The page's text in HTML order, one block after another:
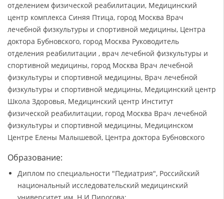
отделением физической реабилитации, Медицинский
центр комплекса Синяя Птица, город Москва Врач
лечебной физкультуры и спортивной медицины, Центра
доктора Бубновского, город Москва Руководитель
отделения реабилитации , врач лечебной физкультуры и
спортивной медицины, город Москва Врач лечебной
физкультуры и спортивной медицины, Врач лечебной
физкультуры и спортивной медицины, Медицинский центр
Школа Здоровья, Медицинский центр Институт
физической реабилитации, город Москва Врач лечебной
физкультуры и спортивной медицины, Медицинском
Центре Елены Малышевой, Центра доктора Бубновского
Образование:
Диплом по специальности "Педиатрия", Российский
национальный исследовательский медицинский